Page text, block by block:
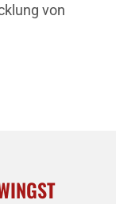
von